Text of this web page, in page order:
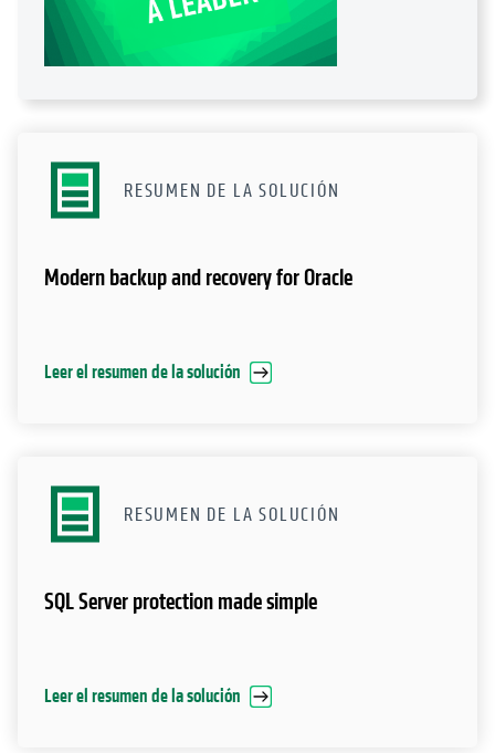
RESUMEN DE LA SOLUCIÓN
Modern backup and recovery for Oracle
Leer el resumen de la solución
RESUMEN DE LA SOLUCIÓN
SQL Server protection made simple
Leer el resumen de la solución